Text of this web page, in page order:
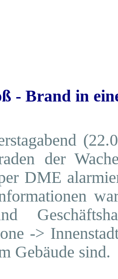
- Brand in
der
DME
->
Gebäude sind.